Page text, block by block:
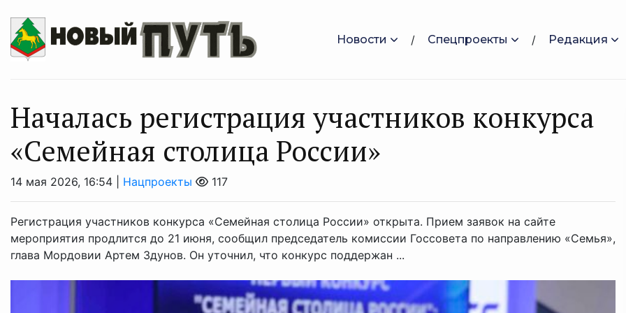
Новости Спецпроекты Редакция
Началась регистрация участников конкурса
«Семейная столица России»
14 мая 2026, 16:54 | Нацпроекты 117
Регистрация участников конкурса «Семейная столица России» открыта. Прием заявок на сайте
мероприятия продлится до 21 июня, сообщил председатель комиссии Госсовета по направлению «Семья»,
глава Мордовии Артем Здунов. Он уточнил, что конкурс поддержан ...